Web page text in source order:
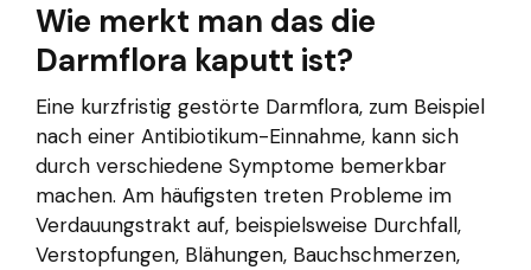
Wie merkt man das die
Darmflora kaputt ist?
Eine kurzfristig gestörte Darmflora, zum Beispiel
nach einer Antibiotikum-Einnahme, kann sich
durch verschiedene Symptome bemerkbar
machen. Am häufigsten treten Probleme im
Verdauungstrakt auf, beispielsweise Durchfall,
Verstopfungen, Blähungen, Bauchschmerzen,